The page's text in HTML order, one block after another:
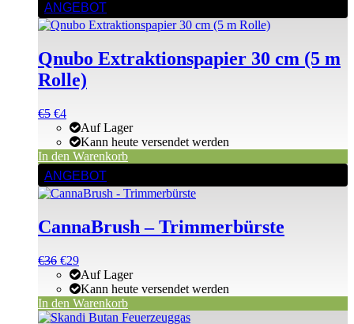
ANGEBOT
Qnubo Extraktionspapier 30 cm (5 m
Rolle)
Ursprünglicher
Preis
war:
€5
€5Aktueller
Preis
ist:
€5.
€4
Auf Lager
Kann heute versendet werden
In den Warenkorb
ANGEBOT
CannaBrush – Trimmerbürste
Ursprünglicher
Preis
war:
€36
€36Aktueller
Preis
ist:
€36.
€29
Auf Lager
Kann heute versendet werden
In den Warenkorb
Dieses